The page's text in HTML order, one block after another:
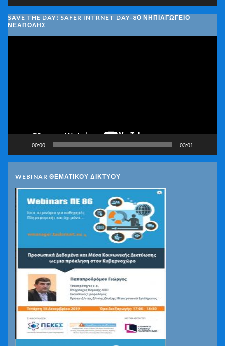
SAVE THE DAY! SAFER INTRNET DAY-8Ο ΝΗΠΙΑΓΩΓΕΙΟ
ΝΕΑΠΟΛΗΣ
00:00 03:01
WEBINAR ΘΕΜΑΤΙΚΟΥ ΔΙΚΤΥΟΥ